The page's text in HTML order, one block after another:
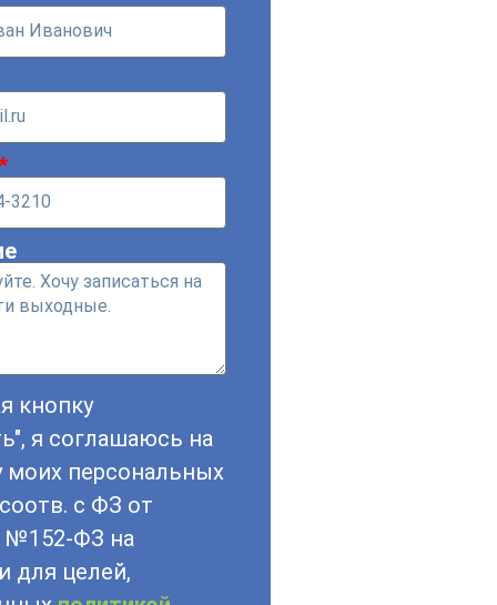
кнопку
я соглашаюсь на
моих персональных
с ФЗ от
№152-ФЗ на
для целей,